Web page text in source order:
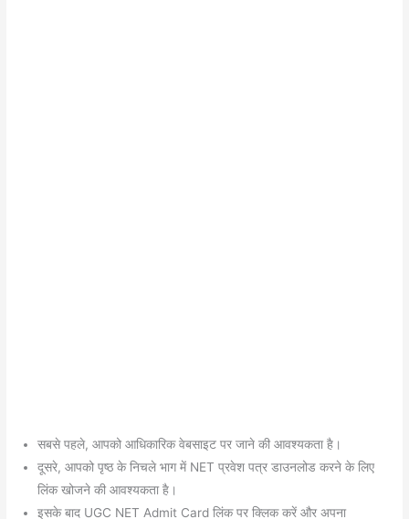
सबसे पहले, आपको आधिकारिक वेबसाइट पर जाने की आवश्यकता है।
दूसरे, आपको पृष्ठ के निचले भाग में NET प्रवेश पत्र डाउनलोड करने के लिए
लिंक खोजने की आवश्यकता है।
इसके बाद UGC NET Admit Card लिंक पर क्लिक करें और अपना